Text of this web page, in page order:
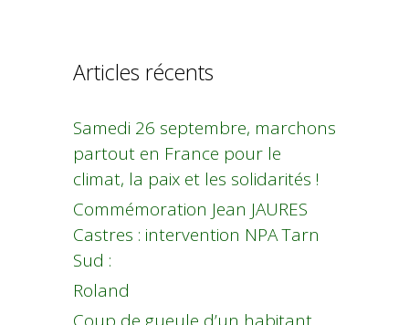
Articles récents
Samedi 26 septembre, marchons
partout en France pour le
climat, la paix et les solidarités !
Commémoration Jean JAURES
Castres : intervention NPA Tarn
Sud :
Roland